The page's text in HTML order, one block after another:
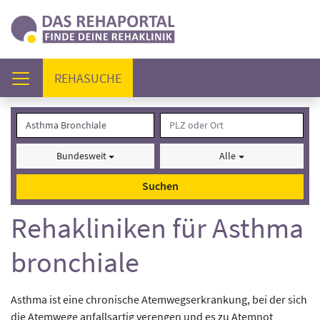
REHASUCHE(AKTUELL)
Bundesweit Alle
Suchen
Rehakliniken für Asthma
bronchiale
Asthma ist eine chronische Atemwegserkrankung, bei der sich
die Atemwege anfallsartig verengen und es zu Atemnot